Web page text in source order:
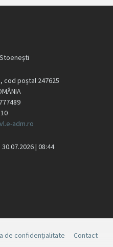
cod poștal 247625
adm.ro
| 08:44
de confidențialitate Contact